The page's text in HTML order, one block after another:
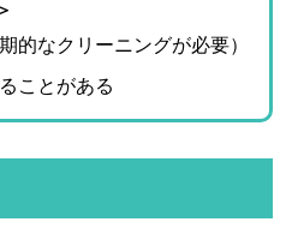
的なクリーニングが必要）
ことがある